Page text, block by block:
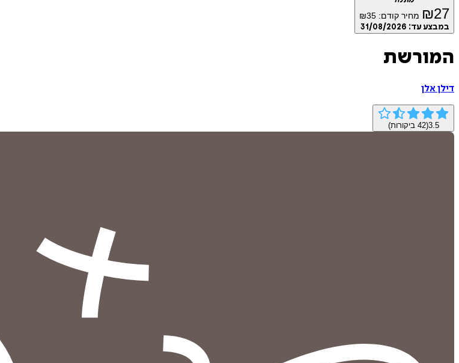
₪27 מחיר קודם: ₪35
במבצע עד: 31/08/2026
המורשת
דילן אלן
3.5
(
42 ביקורות)